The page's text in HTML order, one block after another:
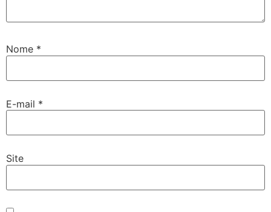
Nome *
E-mail *
Site